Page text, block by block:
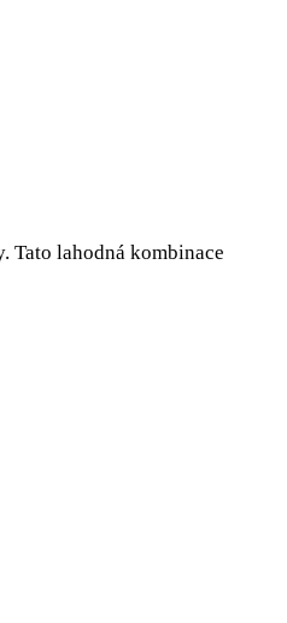
Tato lahodná kombinace